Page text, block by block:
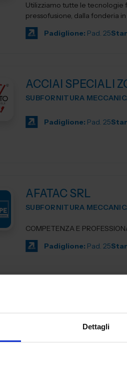
Dettagli
Utilizziamo tutte le tecnologie
pressofusione, dalla fonderia in
Padiglione: Pad. 25
ACCIAI SPECIALI
SUBFORNITURA
Padiglione: Pad. 25
AFATAC SRL
SUBFORNITURA
COMPETENZA E
Padiglione: Pad. 25
Padiglione:Pad. 16